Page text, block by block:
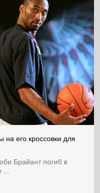
его кроссовки для
Брайант погиб в